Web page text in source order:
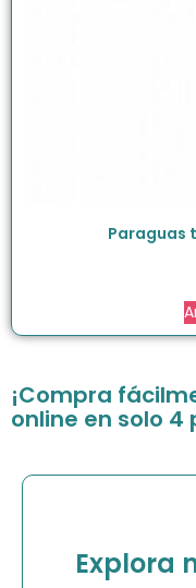
Paraguas
¡Compra
online en solo 4
Explora